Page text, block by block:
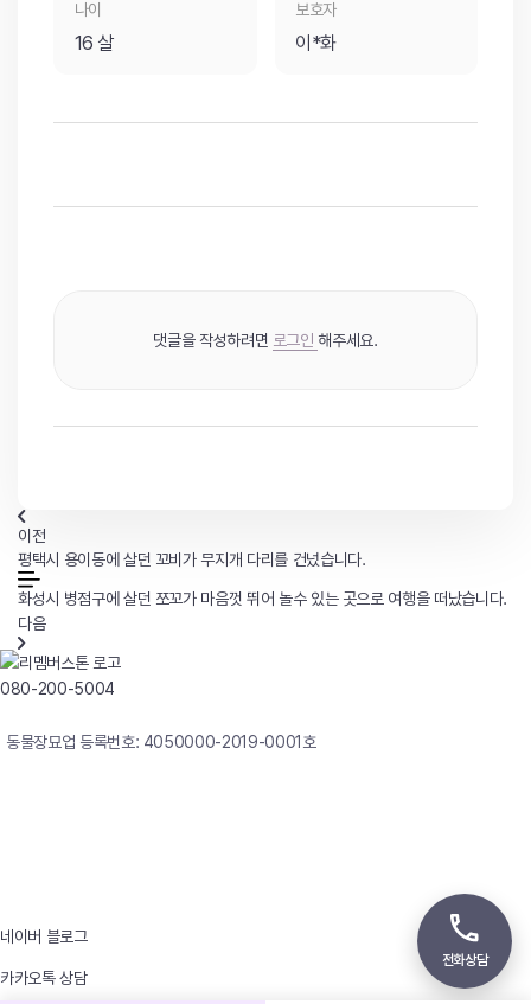
나이
16 살
보호자
이*화
댓글을 작성하려면 로그인 해주세요.
이전
평택시 용이동에 살던 꼬비가 무지개 다리를 건넜습니다.
화성시 병점구에 살던 쪼꼬가 마음껏 뛰어 놀수 있는 곳으로 여행을 떠났습니다.
다음
080-200-5004
동물장묘업 등록번호: 4050000-2019-0001호
네이버 블로그
카카오톡 상담
전화상담